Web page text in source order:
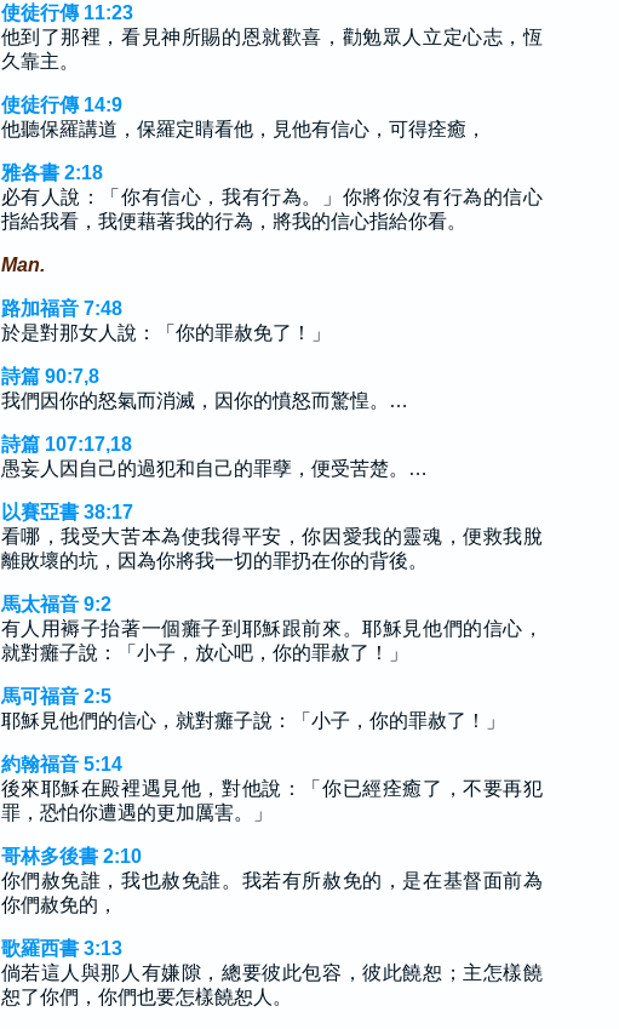
使徒行傳 11:23
他到了那裡，看見神所賜的恩就歡喜，勸勉眾人立定心志，恆
久靠主。
使徒行傳 14:9
他聽保羅講道，保羅定睛看他，見他有信心，可得痊癒，
雅各書 2:18
必有人說：「你有信心，我有行為。」你將你沒有行為的信心
指給我看，我便藉著我的行為，將我的信心指給你看。
Man.
路加福音 7:48
於是對那女人說：「你的罪赦免了！」
詩篇 90:7,8
我們因你的怒氣而消滅，因你的憤怒而驚惶。…
詩篇 107:17,18
愚妄人因自己的過犯和自己的罪孽，便受苦楚。…
以賽亞書 38:17
看哪，我受大苦本為使我得平安，你因愛我的靈魂，便救我脫
離敗壞的坑，因為你將我一切的罪扔在你的背後。
馬太福音 9:2
有人用褥子抬著一個癱子到耶穌跟前來。耶穌見他們的信心，
就對癱子說：「小子，放心吧，你的罪赦了！」
馬可福音 2:5
耶穌見他們的信心，就對癱子說：「小子，你的罪赦了！」
約翰福音 5:14
後來耶穌在殿裡遇見他，對他說：「你已經痊癒了，不要再犯
罪，恐怕你遭遇的更加厲害。」
哥林多後書 2:10
你們赦免誰，我也赦免誰。我若有所赦免的，是在基督面前為
你們赦免的，
歌羅西書 3:13
倘若這人與那人有嫌隙，總要彼此包容，彼此饒恕；主怎樣饒
恕了你們，你們也要怎樣饒恕人。